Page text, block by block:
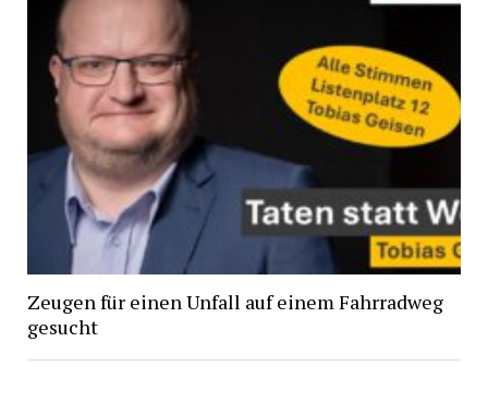
Zeugen für einen Unfall auf einem Fahrradweg
gesucht